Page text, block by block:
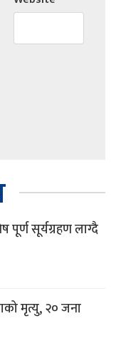
सूर्यग्रहण लाग्दै
मृत्यु, २० जना